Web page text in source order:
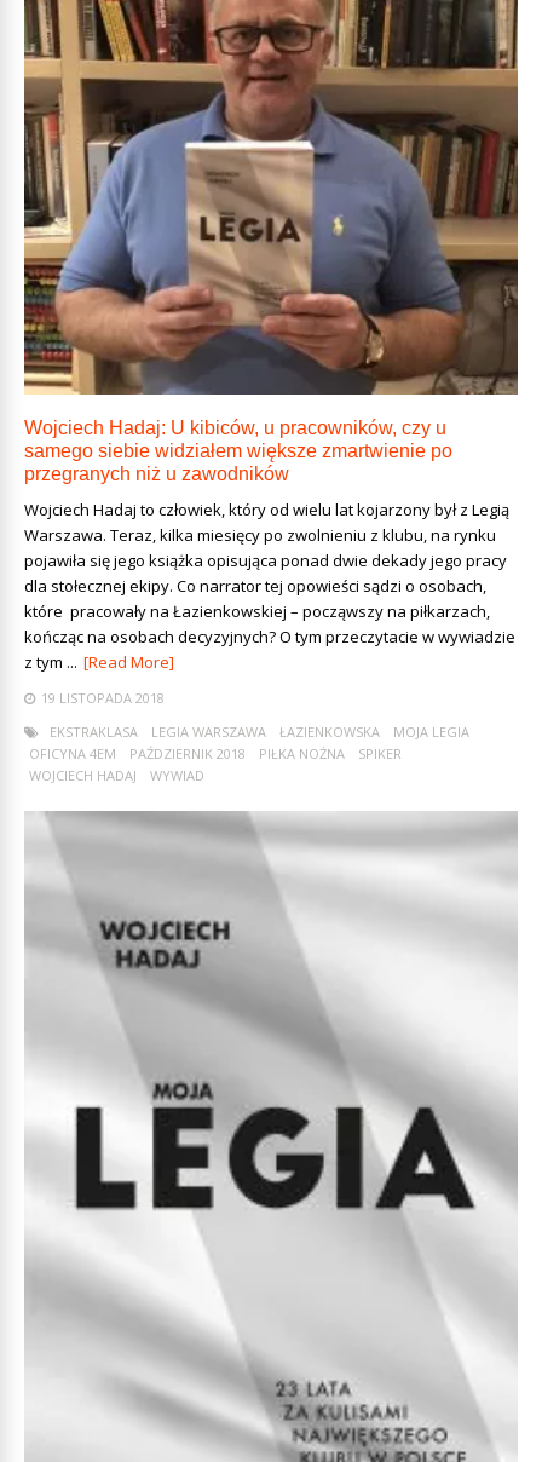
Wojciech Hadaj: U kibiców, u pracowników, czy u
samego siebie widziałem większe zmartwienie po
przegranych niż u zawodników
Wojciech Hadaj to człowiek, który od wielu lat kojarzony był z Legią
Warszawa. Teraz, kilka miesięcy po zwolnieniu z klubu, na rynku
pojawiła się jego książka opisująca ponad dwie dekady jego pracy
dla stołecznej ekipy. Co narrator tej opowieści sądzi o osobach,
które pracowały na Łazienkowskiej – począwszy na piłkarzach,
kończąc na osobach decyzyjnych? O tym przeczytacie w wywiadzie
z tym ... [Read More]
19 LISTOPADA 2018
EKSTRAKLASA
LEGIA WARSZAWA ŁAZIENKOWSKA
MOJA LEGIA
OFICYNA 4EM
PAŹDZIERNIK 2018 PIŁKA NOŻNA
SPIKER
WOJCIECH HADAJ
WYWIAD